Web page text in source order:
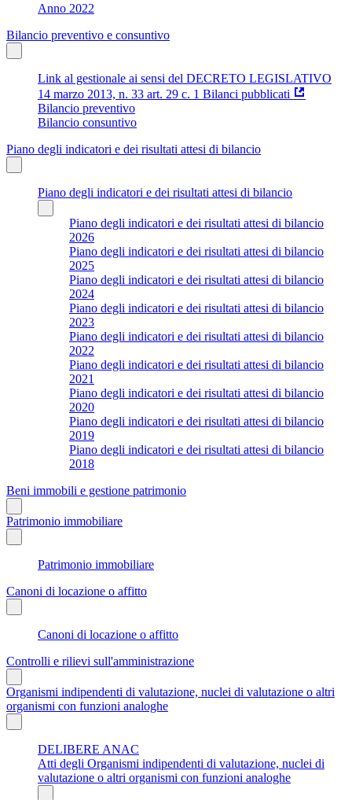
Anno 2022
Bilancio preventivo e consuntivo
Link al gestionale ai sensi del DECRETO LEGISLATIVO
14 marzo 2013, n. 33 art. 29 c. 1 Bilanci pubblicati
Bilancio preventivo
Bilancio consuntivo
Piano degli indicatori e dei risultati attesi di bilancio
Piano degli indicatori e dei risultati attesi di bilancio
Piano degli indicatori e dei risultati attesi di bilancio
2026
Piano degli indicatori e dei risultati attesi di bilancio
2025
Piano degli indicatori e dei risultati attesi di bilancio
2024
Piano degli indicatori e dei risultati attesi di bilancio
2023
Piano degli indicatori e dei risultati attesi di bilancio
2022
Piano degli indicatori e dei risultati attesi di bilancio
2021
Piano degli indicatori e dei risultati attesi di bilancio
2020
Piano degli indicatori e dei risultati attesi di bilancio
2019
Piano degli indicatori e dei risultati attesi di bilancio
2018
Beni immobili e gestione patrimonio
Patrimonio immobiliare
Patrimonio immobiliare
Canoni di locazione o affitto
Canoni di locazione o affitto
Controlli e rilievi sull'amministrazione
Organismi indipendenti di valutazione, nuclei di valutazione o altri
organismi con funzioni analoghe
DELIBERE ANAC
Atti degli Organismi indipendenti di valutazione, nuclei di
valutazione o altri organismi con funzioni analoghe